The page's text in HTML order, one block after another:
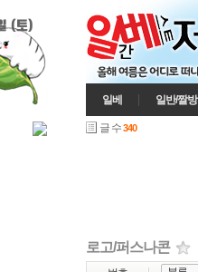
일베 일반/짤방
글 수340
로고/퍼스나콘
(토)